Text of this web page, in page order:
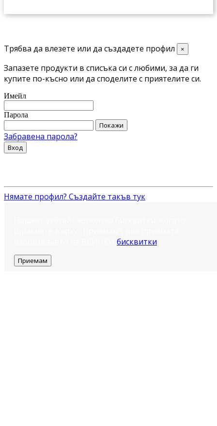
Трябва да влезете или да създадете профил ×
Запазете продукти в списъка си с любими, за да ги
купите по-късно или да споделите с приятелите си.
Имейл
Парола
Покажи
Забравена парола?
Вход
Нямате профил? Създайте такъв тук
бисквитки
Приемам